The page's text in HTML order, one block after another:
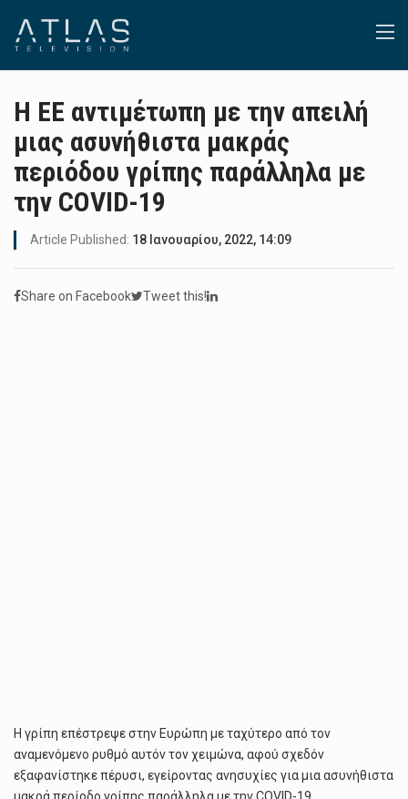
H ΕΕ αντιμέτωπη με την απειλή
μιας ασυνήθιστα μακράς
περιόδου γρίπης παράλληλα με
την COVID-19
Article Published: 18 Ιανουαρίου, 2022, 14:09
Share on Facebook Tweet this!
Η γρίπη επέστρεψε στην Ευρώπη με ταχύτερο από τον
αναμενόμενο ρυθμό αυτόν τον χειμώνα, αφού σχεδόν
εξαφανίστηκε πέρυσι, εγείροντας ανησυχίες για μια ασυνήθιστα